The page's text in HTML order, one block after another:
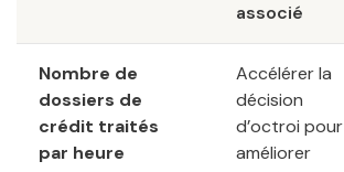
associé
Nombre de
dossiers de
crédit traités
par heure
Accélérer la
décision
d’octroi pour
améliorer